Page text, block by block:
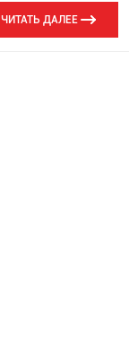
ЧИТАТЬ ДАЛЕЕ